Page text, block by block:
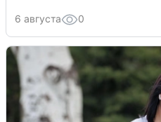
6 августа 0